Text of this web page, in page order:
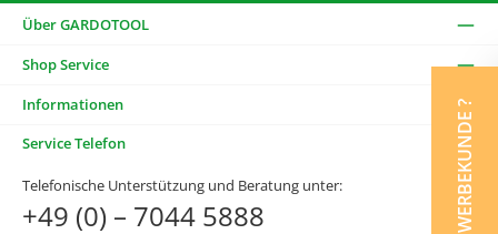
Über GARDOTOOL
Shop Service
Informationen
Service Telefon
Telefonische Unterstützung und Beratung unter:
+49 (0) – 7044 5888 GEWERBEKUNDE ?